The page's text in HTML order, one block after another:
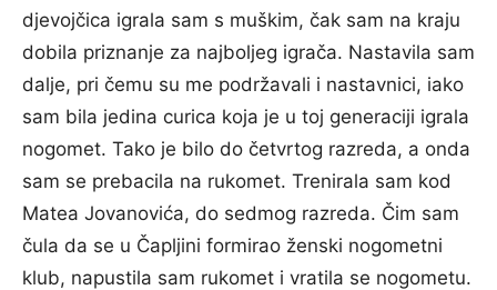
djevojčica igrala sam s muškim, čak sam na kraju
dobila priznanje za najboljeg igrača. Nastavila sam
dalje, pri čemu su me podržavali i nastavnici, iako
sam bila jedina curica koja je u toj generaciji igrala
nogomet. Tako je bilo do četvrtog razreda, a onda
sam se prebacila na rukomet. Trenirala sam kod
Matea Jovanovića, do sedmog razreda. Čim sam
čula da se u Čapljini formirao ženski nogometni
klub, napustila sam rukomet i vratila se nogometu.